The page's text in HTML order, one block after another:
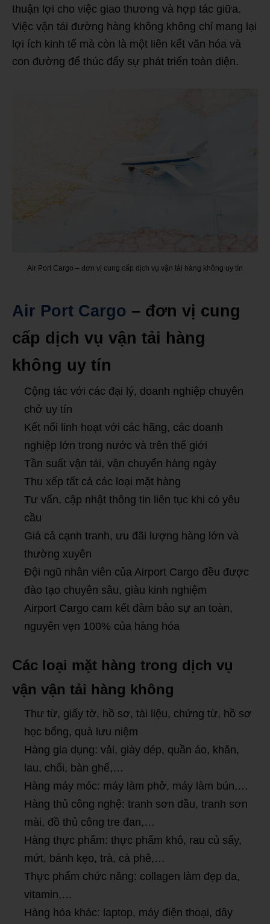
thuận lợi cho việc giao thương và hợp tác giữa.
Việc vận tải đường hàng không không chỉ mang lại
lợi ích kinh tế mà còn là một liên kết văn hóa và
con đường để thúc đẩy sự phát triển toàn diện.
Air Port Cargo – đơn vị cung cấp dịch vụ vận tải hàng không uy tín
Air Port Cargo – đơn vị cung
cấp dịch vụ vận tải hàng
không uy tín
Cộng tác với các đại lý, doanh nghiệp chuyên
chở uy tín
Kết nối linh hoạt với các hãng, các doanh
nghiệp lớn trong nước và trên thế giới
Tần suất vận tải, vận chuyển hàng ngày
Thu xếp tất cả các loại mặt hàng
Tư vấn, cập nhật thông tin liên tục khi có yêu
cầu
Giá cả cạnh tranh, ưu đãi lượng hàng lớn và
thường xuyên
Đội ngũ nhân viên của Airport Cargo đều được
đào tạo chuyên sâu, giàu kinh nghiệm
Airport Cargo cam kết đảm bảo sự an toàn,
nguyên vẹn 100% của hàng hóa
Các loại mặt hàng trong dịch vụ
vận vận tải hàng không
Thư từ, giấy tờ, hồ sơ, tài liệu, chứng từ, hồ sơ
học bổng, quà lưu niệm
Hàng gia dụng: vải, giày dép, quần áo, khăn,
lau, chổi, bàn ghế,…
Hàng máy móc: máy làm phở, máy làm bún,…
Hàng thủ công nghệ: tranh sơn dầu, tranh sơn
mài, đồ thủ công tre đan,…
Hàng thực phẩm: thực phẩm khô, rau củ sấy,
mứt, bánh kẹo, trà, cà phê,…
Thực phẩm chức năng: collagen làm đẹp da,
vitamin,…
Hàng hóa khác: laptop, máy điện thoại, dây